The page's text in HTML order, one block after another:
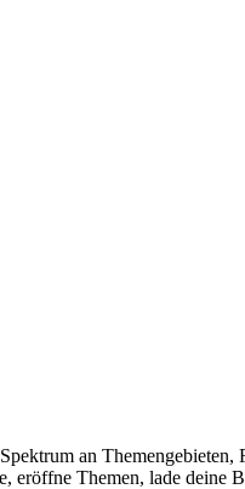
an
Themen, lade deine